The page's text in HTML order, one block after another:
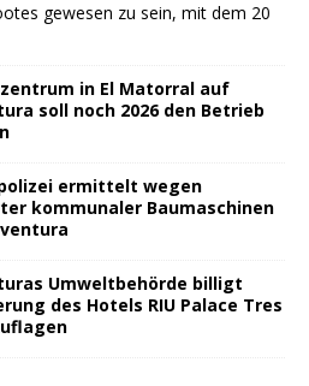
gewesen zu sein, mit dem 20
in El Matorral auf
soll noch 2026 den Betrieb
ermittelt wegen
kommunaler Baumaschinen
Umweltbehörde billigt
des Hotels RIU Palace Tres